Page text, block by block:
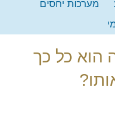
ואומנות החיים
בארגונים
מערכות יחסים
הוא כל כך